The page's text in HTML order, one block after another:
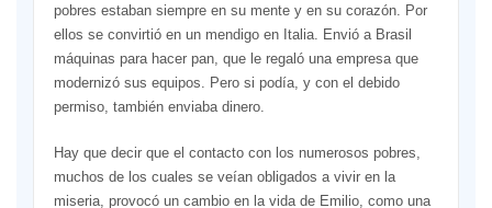
pobres estaban siempre en su mente y en su corazón. Por
ellos se convirtió en un mendigo en Italia. Envió a Brasil
máquinas para hacer pan, que le regaló una empresa que
modernizó sus equipos. Pero si podía, y con el debido
permiso, también enviaba dinero.
Hay que decir que el contacto con los numerosos pobres,
muchos de los cuales se veían obligados a vivir en la
miseria, provocó un cambio en la vida de Emilio, como una